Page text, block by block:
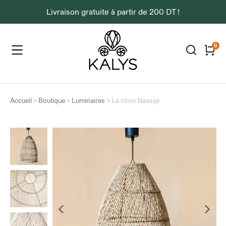
Livraison gratuite à partir de 200 DT !
Accueil > Boutique > Luminaires > Le cône Nassije